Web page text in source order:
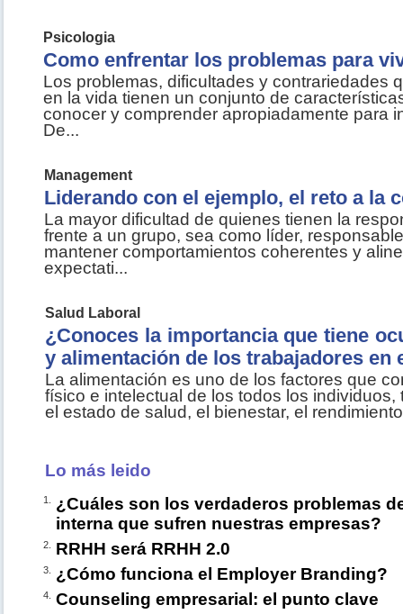
Psicologia
Como enfrentar los problemas para
Los problemas, dificultades y contrariedades
en la vida tienen un conjunto de
conocer y comprender apropiadamente para
De...
Management
Liderando con el ejemplo, el reto a la
La mayor dificultad de quienes tienen la
frente a un grupo, sea como líder,
mantener comportamientos coherentes y
expectati...
Salud Laboral
¿Conoces la importancia que tiene
y alimentación de los trabajadores en
La alimentación es uno de los factores que
físico e intelectual de los todos los individuos,
el estado de salud, el bienestar, el
Lo más leido
1.
¿Cuáles son los verdaderos problemas
interna que sufren nuestras empresas?
2. RRHH será RRHH 2.0
3. ¿Cómo funciona el Employer Branding?
4. Counseling empresarial: el punto clave